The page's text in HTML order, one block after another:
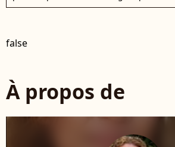
false
À propos de